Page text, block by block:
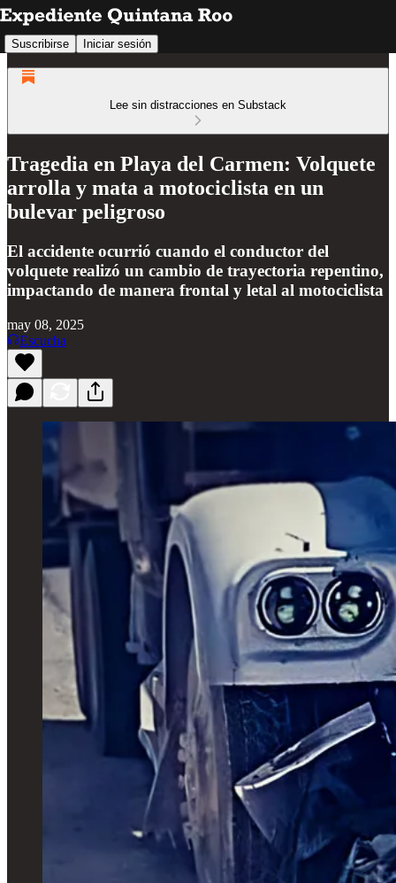
Suscribirse Iniciar sesión
Lee sin distracciones en Substack
Tragedia en Playa del Carmen: Volquete
arrolla y mata a motociclista en un
bulevar peligroso
El accidente ocurrió cuando el conductor del
volquete realizó un cambio de trayectoria repentino,
impactando de manera frontal y letal al motociclista
may 08, 2025
Escucha